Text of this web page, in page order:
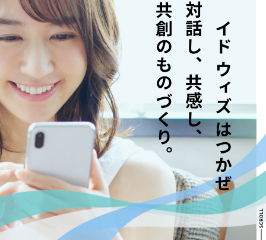
メイド ウィズ はつかぜ
対話し、共感し、
共創のものづくり。